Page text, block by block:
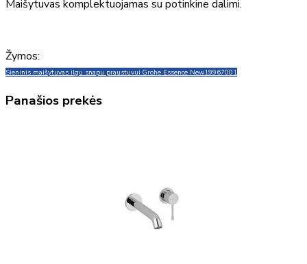
Maišytuvas komplektuojamas su potinkine dalimi.
Žymos:
Sieninis maišytuvas ilgu snapu praustuvui Grohe Essence New19967001
Panašios prekės